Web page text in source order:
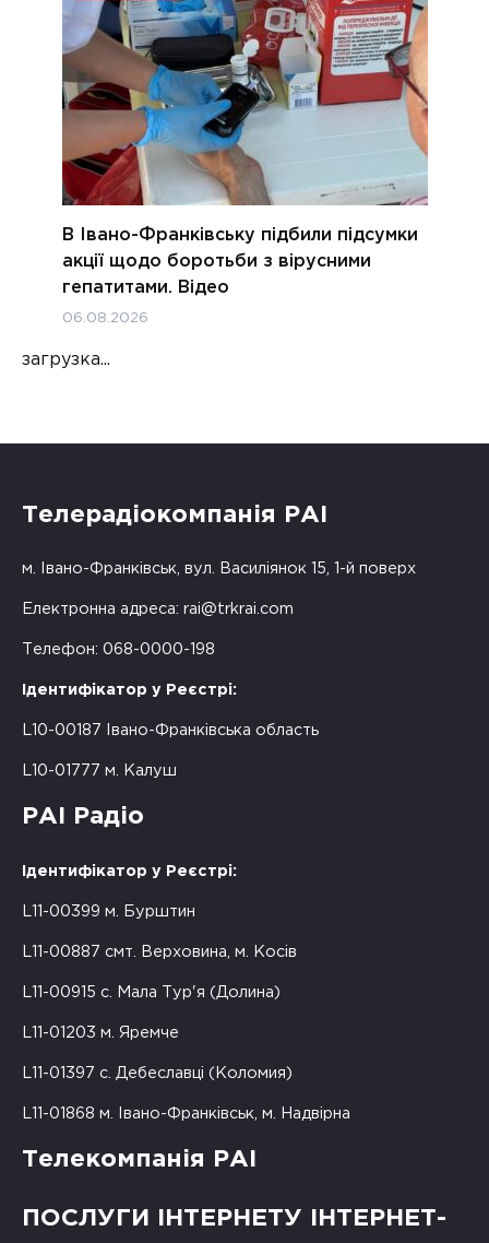
В Івано-Франківську підбили підсумки
акції щодо боротьби з вірусними
гепатитами. Відео
06.08.2026
загрузка...
Телерадіокомпанія РАІ
м. Івано-Франківськ, вул. Василіянок 15, 1-й поверх
Електронна адреса: rai@trkrai.com
Телефон: 068-0000-198
Ідентифікатор у Реєстрі:
L10-00187 Івано-Франківська область
L10-01777 м. Калуш
РАІ Радіо
Ідентифікатор у Реєстрі:
L11-00399 м. Бурштин
L11-00887 смт. Верховина, м. Косів
L11-00915 с. Мала Тур'я (Долина)
L11-01203 м. Яремче
L11-01397 с. Дебеславці (Коломия)
L11-01868 м. Івано-Франківськ, м. Надвірна
Телекомпанія РАІ
ПОСЛУГИ ІНТЕРНЕТУ ІНТЕРНЕТ-